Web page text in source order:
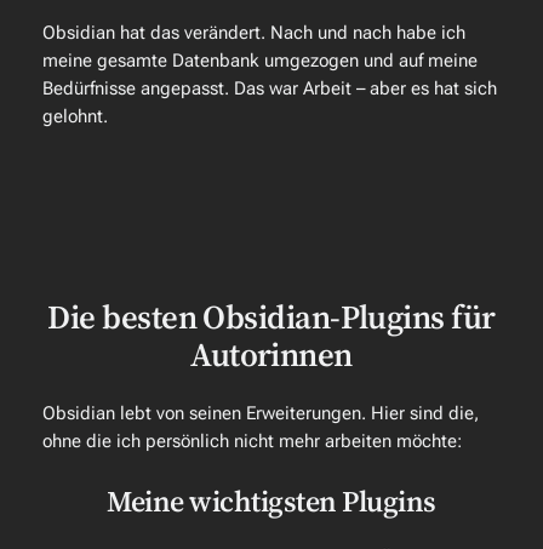
Obsidian hat das verändert. Nach und nach habe ich
meine gesamte Datenbank umgezogen und auf meine
Bedürfnisse angepasst. Das war Arbeit – aber es hat sich
gelohnt.
Die besten Obsidian-Plugins für
Autorinnen
Obsidian lebt von seinen Erweiterungen. Hier sind die,
ohne die ich persönlich nicht mehr arbeiten möchte:
Meine wichtigsten Plugins